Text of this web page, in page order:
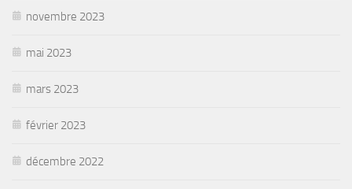
novembre 2023
mai 2023
mars 2023
février 2023
décembre 2022